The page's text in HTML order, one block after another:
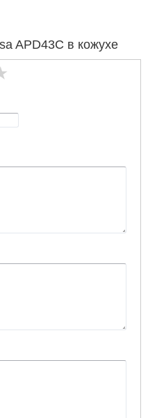
APD43C в кожухе